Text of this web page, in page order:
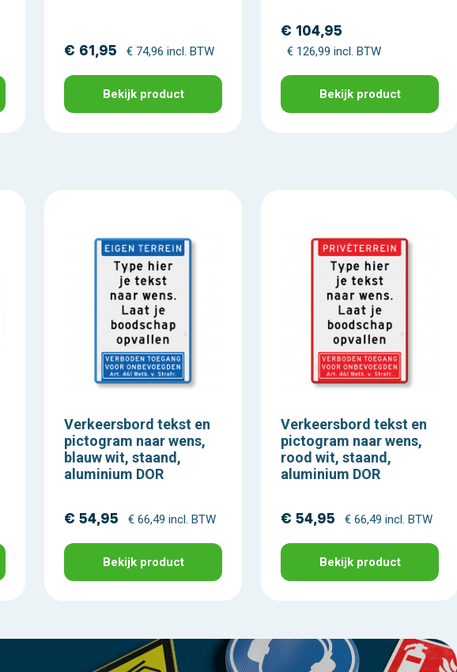
€ 61,95 € 74,96 incl. BTW
Bekijk product
€ 104,95
€ 126,99 incl. BTW
Bekijk product
Verkeersbord tekst en
pictogram naar wens,
blauw wit, staand,
aluminium DOR
€ 54,95 € 66,49 incl. BTW
Bekijk product
Verkeersbord tekst en
pictogram naar wens,
rood wit, staand,
aluminium DOR
€ 54,95 € 66,49 incl. BTW
Bekijk product